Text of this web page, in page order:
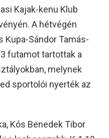
Kajak-kenu Klub
A hétvégén
Kupa-Sándor Tamás-
futamot tartottak a
melynek
sportolói nyerték az
Kós Benedek Tibor